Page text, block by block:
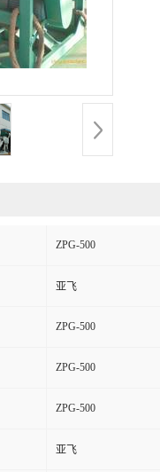
ZPG-500
亚飞
ZPG-500
ZPG-500
ZPG-500
亚飞